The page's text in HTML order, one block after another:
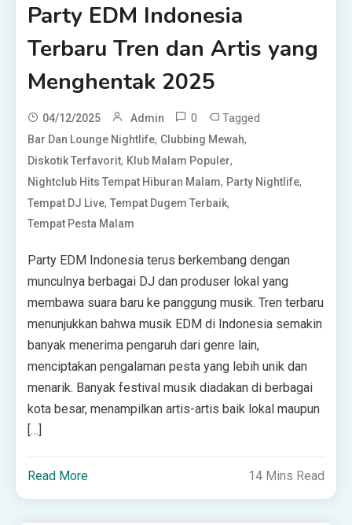
Party EDM Indonesia
Terbaru Tren dan Artis yang
Menghentak 2025
04/12/2025 Admin 0 Tagged
Bar Dan Lounge Nightlife, Clubbing Mewah,
Diskotik Terfavorit, Klub Malam Populer,
Nightclub Hits Tempat Hiburan Malam, Party Nightlife,
Tempat DJ Live,Tempat Dugem Terbaik,
Tempat Pesta Malam
Party EDM Indonesia terus berkembang dengan
munculnya berbagai DJ dan produser lokal yang
membawa suara baru ke panggung musik. Tren terbaru
menunjukkan bahwa musik EDM di Indonesia semakin
banyak menerima pengaruh dari genre lain,
menciptakan pengalaman pesta yang lebih unik dan
menarik. Banyak festival musik diadakan di berbagai
kota besar, menampilkan artis-artis baik lokal maupun
[…]
Read More 14 Mins Read